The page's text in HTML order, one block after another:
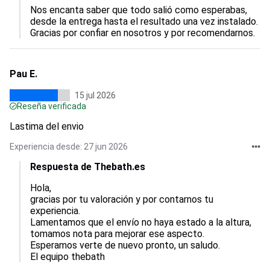
Nos encanta saber que todo salió como esperabas,
desde la entrega hasta el resultado una vez instalado.
Gracias por confiar en nosotros y por recomendarnos.
Pau E.
15 jul 2026
Reseña verificada
Lastima del envio
Experiencia desde: 27 jun 2026
Respuesta de Thebath.es
Hola,
gracias por tu valoración y por contarnos tu
experiencia.
Lamentamos que el envío no haya estado a la altura,
tomamos nota para mejorar ese aspecto.
Esperamos verte de nuevo pronto, un saludo.
El equipo thebath